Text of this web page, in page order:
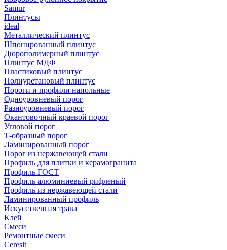
Samur
Плинтусы
ideal
Металлический плинтус
Шпонированный плинтус
Дюрополимерный плинтус
Плинтус МДФ
Пластиковый плинтус
Полиуретановый плинтус
Пороги и профили напольные
Одноуровневый порог
Разноуровневый порог
Окантовочный краевой порог
Угловой порог
Т-образный порог
Ламинированный порог
Порог из нержавеющей стали
Профиль для плитки и керамогранита
Профиль ГОСТ
Профиль алюминиевый рифленый
Профиль из нержавеющей стали
Ламинированный профиль
Искусственная трава
Клей
Смеси
Ремонтные смеси
Ceresit